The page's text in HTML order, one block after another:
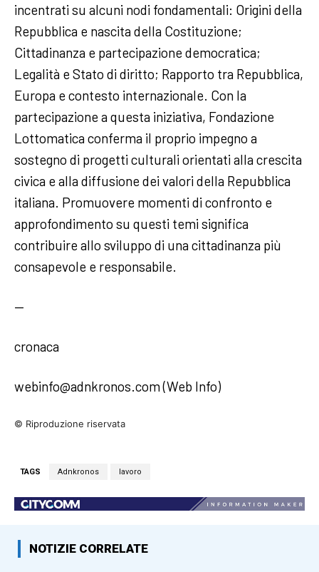
incentrati su alcuni nodi fondamentali: Origini della
Repubblica e nascita della Costituzione;
Cittadinanza e partecipazione democratica;
Legalità e Stato di diritto; Rapporto tra Repubblica,
Europa e contesto internazionale. Con la
partecipazione a questa iniziativa, Fondazione
Lottomatica conferma il proprio impegno a
sostegno di progetti culturali orientati alla crescita
civica e alla diffusione dei valori della Repubblica
italiana. Promuovere momenti di confronto e
approfondimento su questi temi significa
contribuire allo sviluppo di una cittadinanza più
consapevole e responsabile.
—
cronaca
webinfo@adnkronos.com (Web Info)
© Riproduzione riservata
TAGS Adnkronos lavoro
NOTIZIE CORRELATE